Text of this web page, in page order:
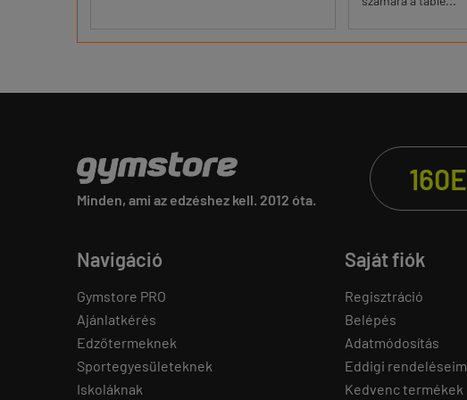
Minden, ami az edzéshez kell. 2012 óta.
160E
Navigáció
Gymstore PRO
Ajánlatkérés
Edzőtermeknek
Sportegyesületeknek
Iskoláknak
Saját fiók
Regisztráció
Belépés
Adatmódosítás
Eddigi rendeléseim
Kedvenc termékek